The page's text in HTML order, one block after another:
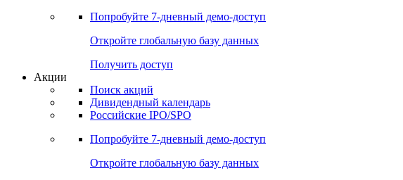
Попробуйте 7-дневный демо-доступ
Откройте глобальную базу данных
Получить доступ
Акции
Поиск акций
Дивидендный календарь
Российские IPO/SPO
Попробуйте 7-дневный демо-доступ
Откройте глобальную базу данных